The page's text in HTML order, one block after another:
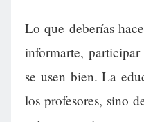
Lo que deberías
informarte,
se usen bien. La
los profesores, sino